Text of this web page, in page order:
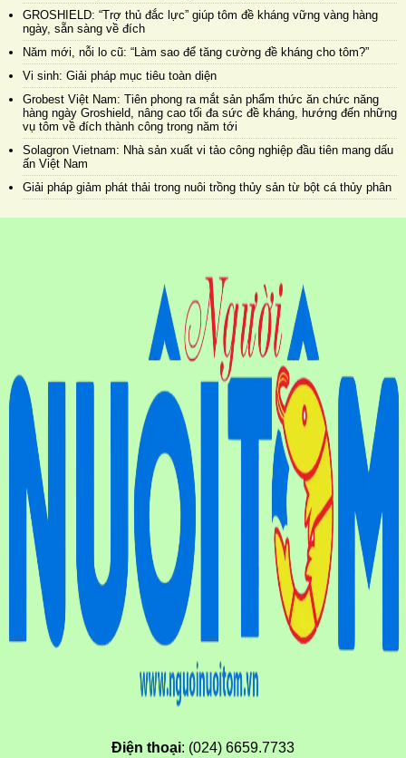
GROSHIELD: “Trợ thủ đắc lực” giúp tôm đề kháng vững vàng hàng
ngày, sẵn sàng về đích
Năm mới, nỗi lo cũ: “Làm sao để tăng cường đề kháng cho tôm?”
Vi sinh: Giải pháp mục tiêu toàn diện
Grobest Việt Nam: Tiên phong ra mắt sản phẩm thức ăn chức năng
hàng ngày Groshield, nâng cao tối đa sức đề kháng, hướng đến những
vụ tôm về đích thành công trong năm tới
Solagron Vietnam: Nhà sản xuất vi tảo công nghiệp đầu tiên mang dấu
ấn Việt Nam
Giải pháp giảm phát thải trong nuôi trồng thủy sản từ bột cá thủy phân
Điện thoại: (024) 6659.7733